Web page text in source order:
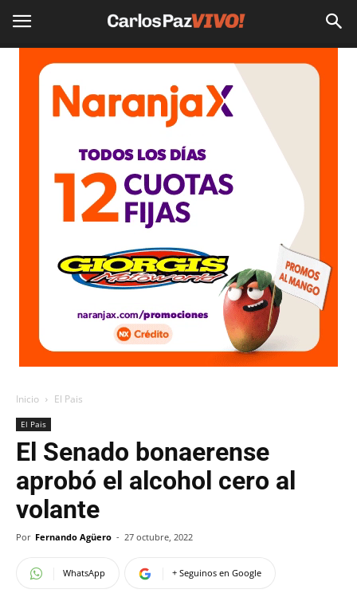
Inicio El Pais
El Pais
El Senado bonaerense
aprobó el alcohol cero al
volante
Por Fernando Agüero - 27 octubre, 2022
WhatsApp + Seguinos en Google